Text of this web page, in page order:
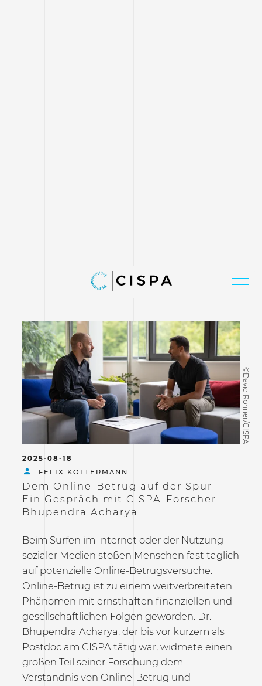
©David Rohner/CISPA
2025-08-18
FELIX KOLTERMANN
Dem Online-Betrug auf der Spur –
Ein Gespräch mit CISPA-Forscher
Bhupendra Acharya
Beim Surfen im Internet oder der Nutzung
sozialer Medien stoßen Menschen fast täglich
auf potenzielle Online-Betrugsversuche.
Online-Betrug ist zu einem weitverbreiteten
Phänomen mit ernsthaften finanziellen und
gesellschaftlichen Folgen geworden. Dr.
Bhupendra Acharya, der bis vor kurzem als
Postdoc am CISPA tätig war, widmete einen
großen Teil seiner Forschung dem
Verständnis von Online-Betrug und